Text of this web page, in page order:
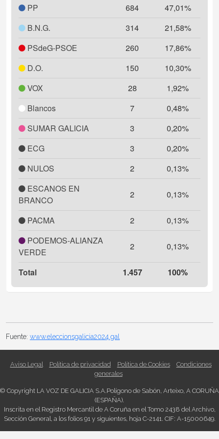
PP 684
47,01%
B.N.G.
314
21,58%
PSdeG-PSOE
260
17,86%
D.O.
150
10,30%
VOX
28
1,92%
Blancos
7
0,48%
SUMAR GALICIA
3
0,20%
ECG
3
0,20%
NULOS
2
0,13%
ESCANOS EN
BRANCO
2 0,13%
PACMA 2
0,13%
PODEMOS-ALIANZA
VERDE
2 0,13%
Total 1.457 100%
Fuente: www.eleccionsgalicia2024.gal
Aviso Legal Política de privacidad Política de Cookies
Condiciones
generales
© Copyright LA VOZ DE GALICIA S.A.Polígono de Sabón, Arteixo, A CORUÑA
(ESPAÑA).
Inscrita en el Registro Mercantil de A Coruña en el Tomo 2438 del Archivo,
Sección General, a los folios 91 y siguientes, hoja C-2141. CIF: A-15000649.